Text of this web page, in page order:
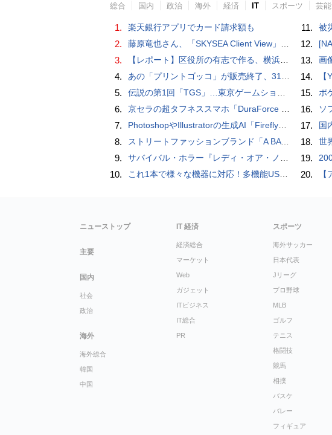
総合 国内 政治 海外 経済 IT スポーツ 芸能
1. 楽天銀行アプリでカード請求額も
2. 藤原竜也さん、「SKYSEA Client View」新CMで「AI労務改善」をアピール 働き方をAIが分析したら「すぐに休んで」と言われる？
3. 【レポート】区役所の有志で作る、横浜・野毛の魅力を伝えるCM
4. あの「プリントゴッコ」が販売終了、31年の歴史に幕を下ろす
5. 伝説の第1回「TGS」…東京ゲームショウ&#039;96と、当時のベストゲーム10本：レトロゲーム浪漫街道
6. 京セラの超タフネススマホ「DuraForce PRO 2」はアクションカムとしても優秀
7. PhotoshopやIllustratorの生成AI「Firefly」がクレジット制を導入し有料プランでも画像生成枚数が制限されるように
8. ストリートファッションブランド「A BATHING APE」とコラボしたノートPC「ASUS Vivobook S 15 OLED BAPE Edition K5504VA」を紹介【レビュー】
9. サバイバル・ホラー『レディ・オア・ノット 2』の新本編映像、【バスタイム編】が公開
10. これ1本で様々な機器に対応！多機能USB充電ケーブル「10in1オクトパスケーブル」【カリスマ店長の一押し】
11. 被
12.
13. 画像を
14. 【
15. ポケモ
16. ソフ
17. 国内
18. 世界最
19.
20. 【
ニューストップ
主要
国内
社会
政治
海外
海外総合
韓国
中国
IT 経済
経済総合
マーケット
Web
ガジェット
ITビジネス
IT総合
PR
スポーツ
海外サッカー
日本代表
Jリーグ
プロ野球
MLB
ゴルフ
テニス
格闘技
競馬
相撲
バスケ
バレー
フィギュア